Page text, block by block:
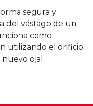
segura y
del vástago de un
como
utilizando el orificio
ojal.